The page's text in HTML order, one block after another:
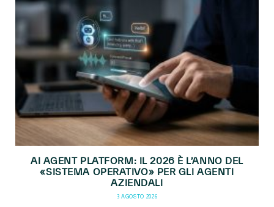
AI AGENT PLATFORM: IL 2026 È L’ANNO DEL
«SISTEMA OPERATIVO» PER GLI AGENTI
AZIENDALI
3 AGOSTO 2026